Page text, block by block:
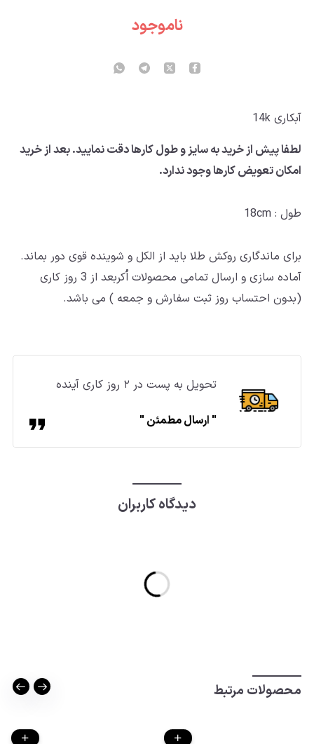
ناموجود
آبکاری 14k
لطفا پیش از خرید به سایز و طول کارها دقت نمایید. بعد از خرید
امکان تعویض کارها وجود ندارد.
طول : 18cm
برای ماندگاری روکش طلا باید از الکل و شوینده قوی دور بماند.
آماده سازی و ارسال تمامی محصولات اُکربعد از 3 روز کاری
(بدون احتساب روز ثبت سفارش و جمعه ) می باشد.
تحویل به پست در ۲ روز کاری آینده
" ارسال مطمئن "
دیدگاه کاربران
محصولات مرتبط